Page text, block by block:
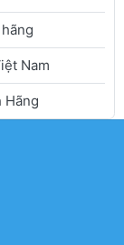
Nam
Hãng